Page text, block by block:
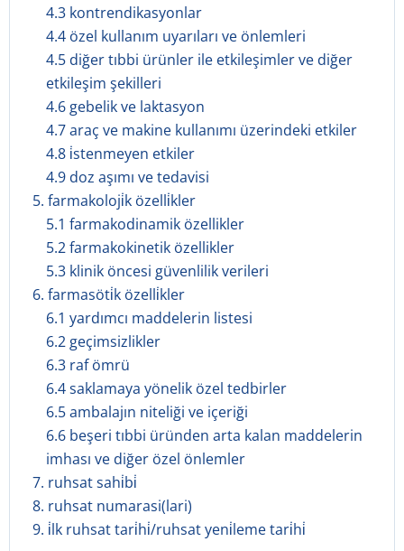
4.3 kontrendikasyonlar
4.4 özel kullanım uyarıları ve önlemleri
4.5 diğer tıbbi ürünler ile etkileşimler ve diğer
etkileşim şekilleri
4.6 gebelik ve laktasyon
4.7 araç ve makine kullanımı üzerindeki etkiler
4.8 i̇stenmeyen etkiler
4.9 doz aşımı ve tedavisi
5. farmakoloji̇k özelli̇kler
5.1 farmakodinamik özellikler
5.2 farmakokinetik özellikler
5.3 klinik öncesi güvenlilik verileri
6. farmasöti̇k özelli̇kler
6.1 yardımcı maddelerin listesi
6.2 geçimsizlikler
6.3 raf ömrü
6.4 saklamaya yönelik özel tedbirler
6.5 ambalajın niteliği ve içeriği
6.6 beşeri tıbbi üründen arta kalan maddelerin
imhası ve diğer özel önlemler
7. ruhsat sahi̇bi̇
8. ruhsat numarasi(lari)
9. i̇lk ruhsat tari̇hi̇/ruhsat yeni̇leme tari̇hi̇